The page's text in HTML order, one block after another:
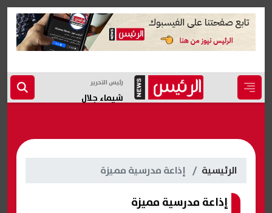
رئيس التحرير
شيماء جلال
الرئيسية إذاعة مدرسية مميزة
إذاعة مدرسية مميزة